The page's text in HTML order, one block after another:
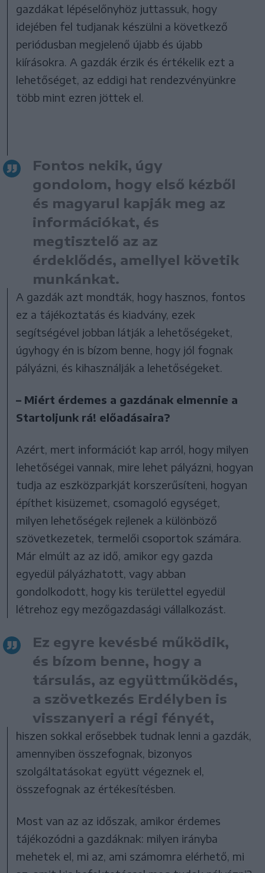
gazdákat lépéselőnyhöz juttassuk, hogy
idejében fel tudjanak készülni a következő
periódusban megjelenő újabb és újabb
kiírásokra. A gazdák érzik és értékelik ezt a
lehetőséget, az eddigi hat rendezvényünkre
több mint ezren jöttek el.
Fontos nekik, úgy
gondolom, hogy első kézből
és magyarul kapják meg az
információkat, és
megtisztelő az az
érdeklődés, amellyel követik
munkánkat.
A gazdák azt mondták, hogy hasznos, fontos
ez a tájékoztatás és kiadvány, ezek
segítségével jobban látják a lehetőségeket,
úgyhogy én is bízom benne, hogy jól fognak
pályázni, és kihasználják a lehetőségeket.
– Miért érdemes a gazdának elmennie a
Startoljunk rá! előadásaira?
Azért, mert információt kap arról, hogy milyen
lehetőségei vannak, mire lehet pályázni, hogyan
tudja az eszközparkját korszerűsíteni, hogyan
építhet kisüzemet, csomagoló egységet,
milyen lehetőségek rejlenek a különböző
szövetkezetek, termelői csoportok számára.
Már elmúlt az az idő, amikor egy gazda
egyedül pályázhatott, vagy abban
gondolkodott, hogy kis területtel egyedül
létrehoz egy mezőgazdasági vállalkozást.
Ez egyre kevésbé működik,
és bízom benne, hogy a
társulás, az együttműködés,
a szövetkezés Erdélyben is
visszanyeri a régi fényét,
hiszen sokkal erősebbek tudnak lenni a gazdák,
amennyiben összefognak, bizonyos
szolgáltatásokat együtt végeznek el,
összefognak az értékesítésben.
Most van az az időszak, amikor érdemes
tájékozódni a gazdáknak: milyen irányba
mehetek el, mi az, ami számomra elérhető, mi